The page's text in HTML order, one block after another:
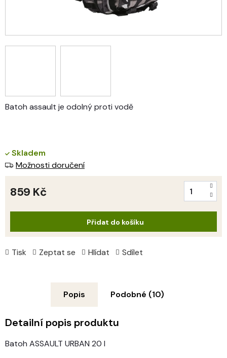
Batoh assault je odolný proti vodě
Tisk Zeptat se Hlídat Sdílet
Skladem
Možnosti doručení
859 Kč
Přidat do košíku
Popis Podobné (10)
Detailní popis produktu
Batoh ASSAULT URBAN 20 l